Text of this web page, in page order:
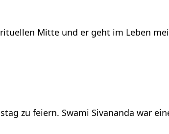
Mitte und er geht im Leben
zu feiern. Swami Sivananda war